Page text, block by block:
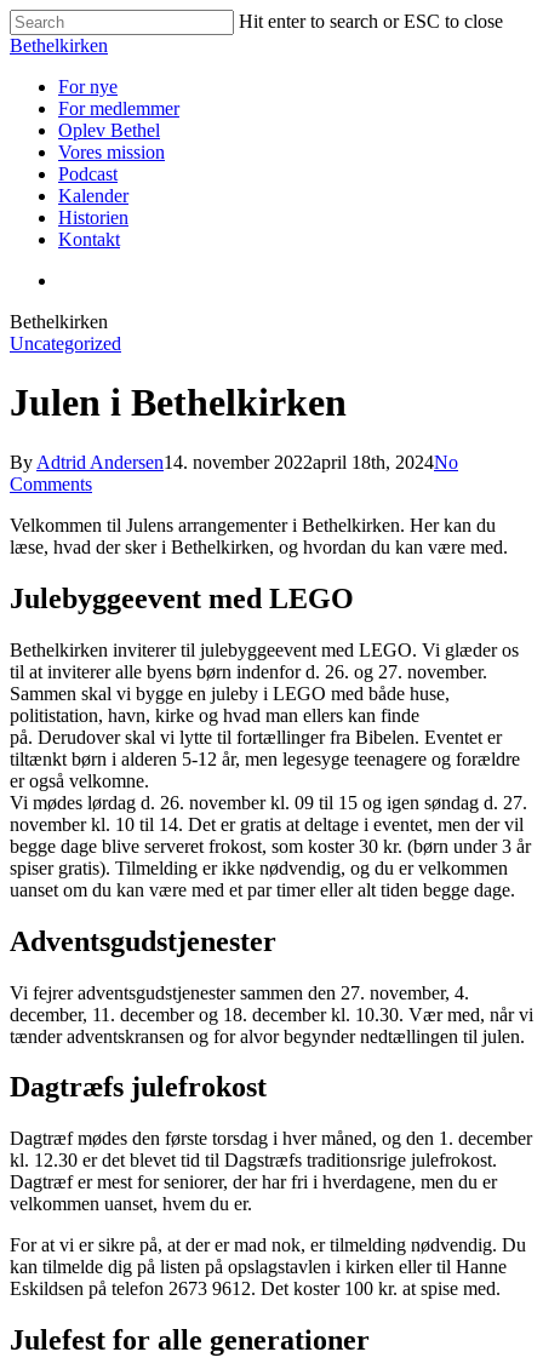
Skip
to
content
Hit enter to search or ESC to close
Close
Bethelkirken
Menu
For nye
For medlemmer
Oplev Bethel
Vores mission
Podcast
Kalender
Historien
Kontakt
Bethelkirken
Uncategorized
Julen i Bethelkirken
By Adtrid Andersen14. november 2022april 18th, 2024No
Comments
Velkommen til Julens arrangementer i Bethelkirken. Her kan du
læse, hvad der sker i Bethelkirken, og hvordan du kan være med.
Julebyggeevent med LEGO
Bethelkirken inviterer til julebyggeevent med LEGO. Vi glæder os
til at inviterer alle byens børn indenfor d. 26. og 27. november.
Sammen skal vi bygge en juleby i LEGO med både huse,
politistation, havn, kirke og hvad man ellers kan finde
på. Derudover skal vi lytte til fortællinger fra Bibelen. Eventet er
tiltænkt børn i alderen 5-12 år, men legesyge teenagere og forældre
er også velkomne.
Vi mødes lørdag d. 26. november kl. 09 til 15 og igen søndag d. 27.
november kl. 10 til 14. Det er gratis at deltage i eventet, men der vil
begge dage blive serveret frokost, som koster 30 kr. (børn under 3 år
spiser gratis). Tilmelding er ikke nødvendig, og du er velkommen
uanset om du kan være med et par timer eller alt tiden begge dage.
Adventsgudstjenester
Vi fejrer adventsgudstjenester sammen den 27. november, 4.
december, 11. december og 18. december kl. 10.30. Vær med, når vi
tænder adventskransen og for alvor begynder nedtællingen til julen.
Dagtræfs julefrokost
Dagtræf mødes den første torsdag i hver måned, og den 1. december
kl. 12.30 er det blevet tid til Dagstræfs traditionsrige julefrokost.
Dagtræf er mest for seniorer, der har fri i hverdagene, men du er
velkommen uanset, hvem du er.
For at vi er sikre på, at der er mad nok, er tilmelding nødvendig. Du
kan tilmelde dig på listen på opslagstavlen i kirken eller til Hanne
Eskildsen på telefon 2673 9612. Det koster 100 kr. at spise med.
Julefest for alle generationer